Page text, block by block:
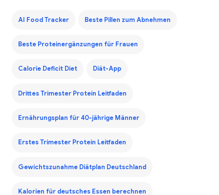
AI Food Tracker Beste Pillen zum Abnehmen
Beste Proteinergänzungen für Frauen
Calorie Deficit Diet Diät-App
Drittes Trimester Protein Leitfaden
Ernährungsplan für 40-jährige Männer
Erstes Trimester Protein Leitfaden
Gewichtszunahme Diätplan Deutschland
Kalorien für deutsches Essen berechnen